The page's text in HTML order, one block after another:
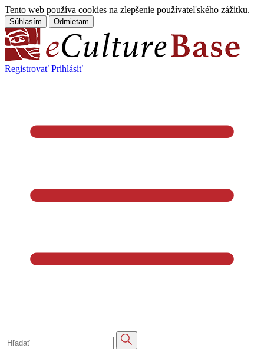
Tento web používa cookies na zlepšenie používateľského zážitku.
Súhlasím Odmietam
Registrovať Prihlásiť